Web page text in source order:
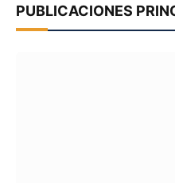
PUBLICACIONES